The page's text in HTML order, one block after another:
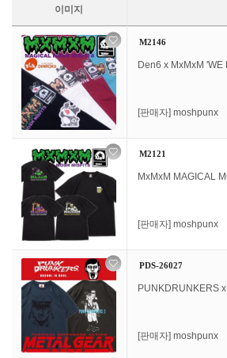
이미지
M2146
Den6 x MxMxM
[판매자] moshpunx
M2121
MxMxM MAGICAL
[판매자] moshpunx
PDS-26027
PUNKDRUNKERS
[판매자] moshpunx